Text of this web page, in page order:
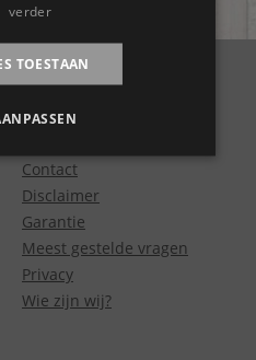
Support
Algemene Voorwaarden
Betaalwijze
Contact
Disclaimer
Garantie
Meest gestelde vragen
Privacy
Wie zijn wij?
verder
TOESTAAN